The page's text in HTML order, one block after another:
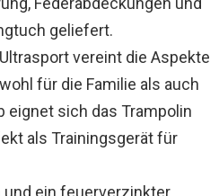
geliefert.
vereint die Aspekte
für die Familie als auch
eignet sich das Trampolin
als Trainingsgerät für
ein feuerverzinkter